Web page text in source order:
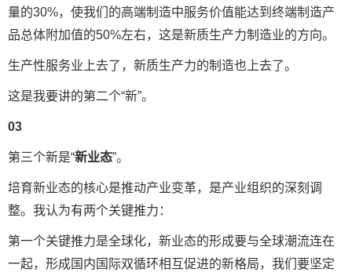
量的30%，使我们的高端制造中服务价值能达到终端制造产
品总体附加值的50%左右，这是新质生产力制造业的方向。
生产性服务业上去了，新质生产力的制造也上去了。
这是我要讲的第二个“新”。
03
第三个新是“新业态”。
培育新业态的核心是推动产业变革，是产业组织的深刻调
整。我认为有两个关键推力：
第一个关键推力是全球化，新业态的形成要与全球潮流连在
一起，形成国内国际双循环相互促进的新格局，我们要坚定